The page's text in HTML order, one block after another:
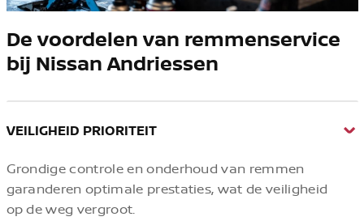
De voordelen van remmenservice
bij Nissan Andriessen
VEILIGHEID PRIORITEIT
Grondige controle en onderhoud van remmen
garanderen optimale prestaties, wat de veiligheid
op de weg vergroot.